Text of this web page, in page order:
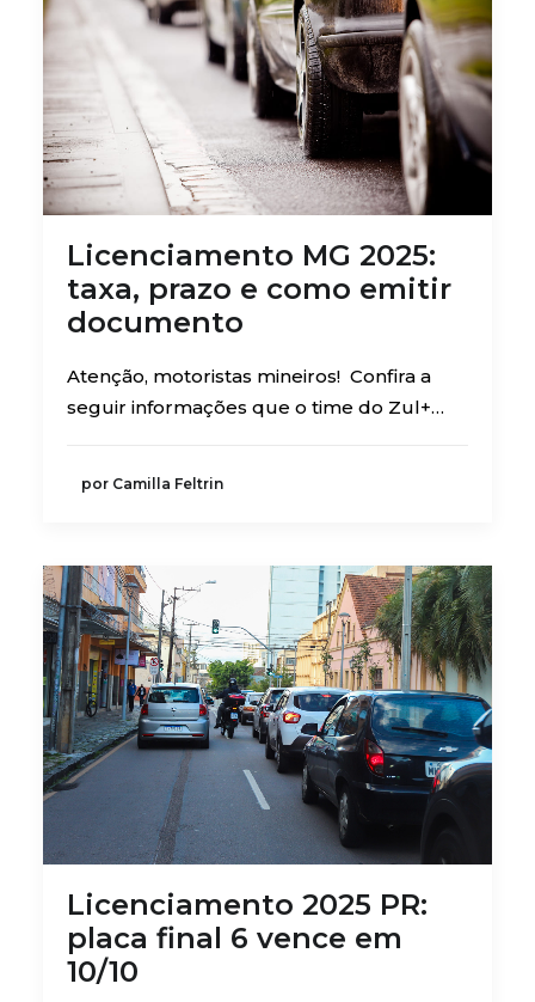
Licenciamento MG 2025:
taxa, prazo e como emitir
documento
Atenção, motoristas mineiros! Confira a
seguir informações que o time do Zul+…
por Camilla Feltrin
Licenciamento 2025 PR:
placa final 6 vence em
10/10